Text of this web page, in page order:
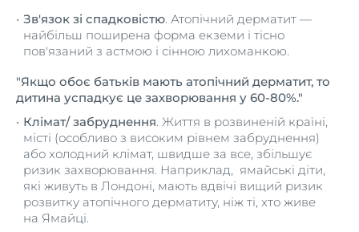
Зв'язок зі спадковістю. Атопічний дерматит —
найбільш поширена форма екземи і тісно
пов'язаний з астмою і сінною лихоманкою.
"Якщо обоє батьків мають атопічний дерматит, то
дитина успадкує це захворювання у 60-80%."
Клімат/ забруднення. Життя в розвиненій країні,
місті (особливо з високим рівнем забруднення)
або холодний клімат, швидше за все, збільшує
ризик захворювання. Наприклад, ямайські діти,
які живуть в Лондоні, мають вдвічі вищий ризик
розвитку атопічного дерматиту, ніж ті, хто живе
на Ямайці.